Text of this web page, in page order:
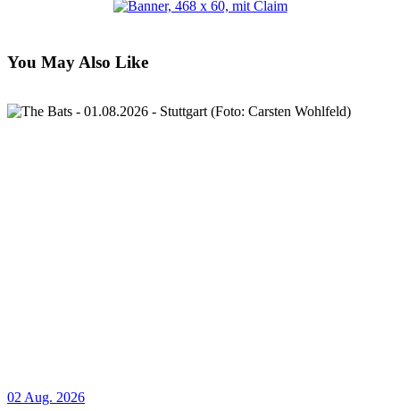
You May Also Like
02 Aug. 2026